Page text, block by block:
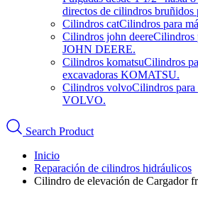
directos de cilindros bruñidos
Cilindros catCilindros para
Cilindros john deereCilindros
JOHN DEERE.
Cilindros komatsuCilindros
excavadoras KOMATSU.
Cilindros volvoCilindros para
VOLVO.
Search Product
Inicio
Reparación de cilindros hidráulicos
Cilindro de elevación de Cargador